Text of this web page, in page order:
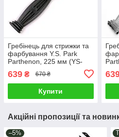
Гребінець для стрижки та
фарбування Y.S. Park
Parthenon, 225 мм (YS-
639 ₴ 670 ₴
Купити
Акційні пропозиції та
–5%